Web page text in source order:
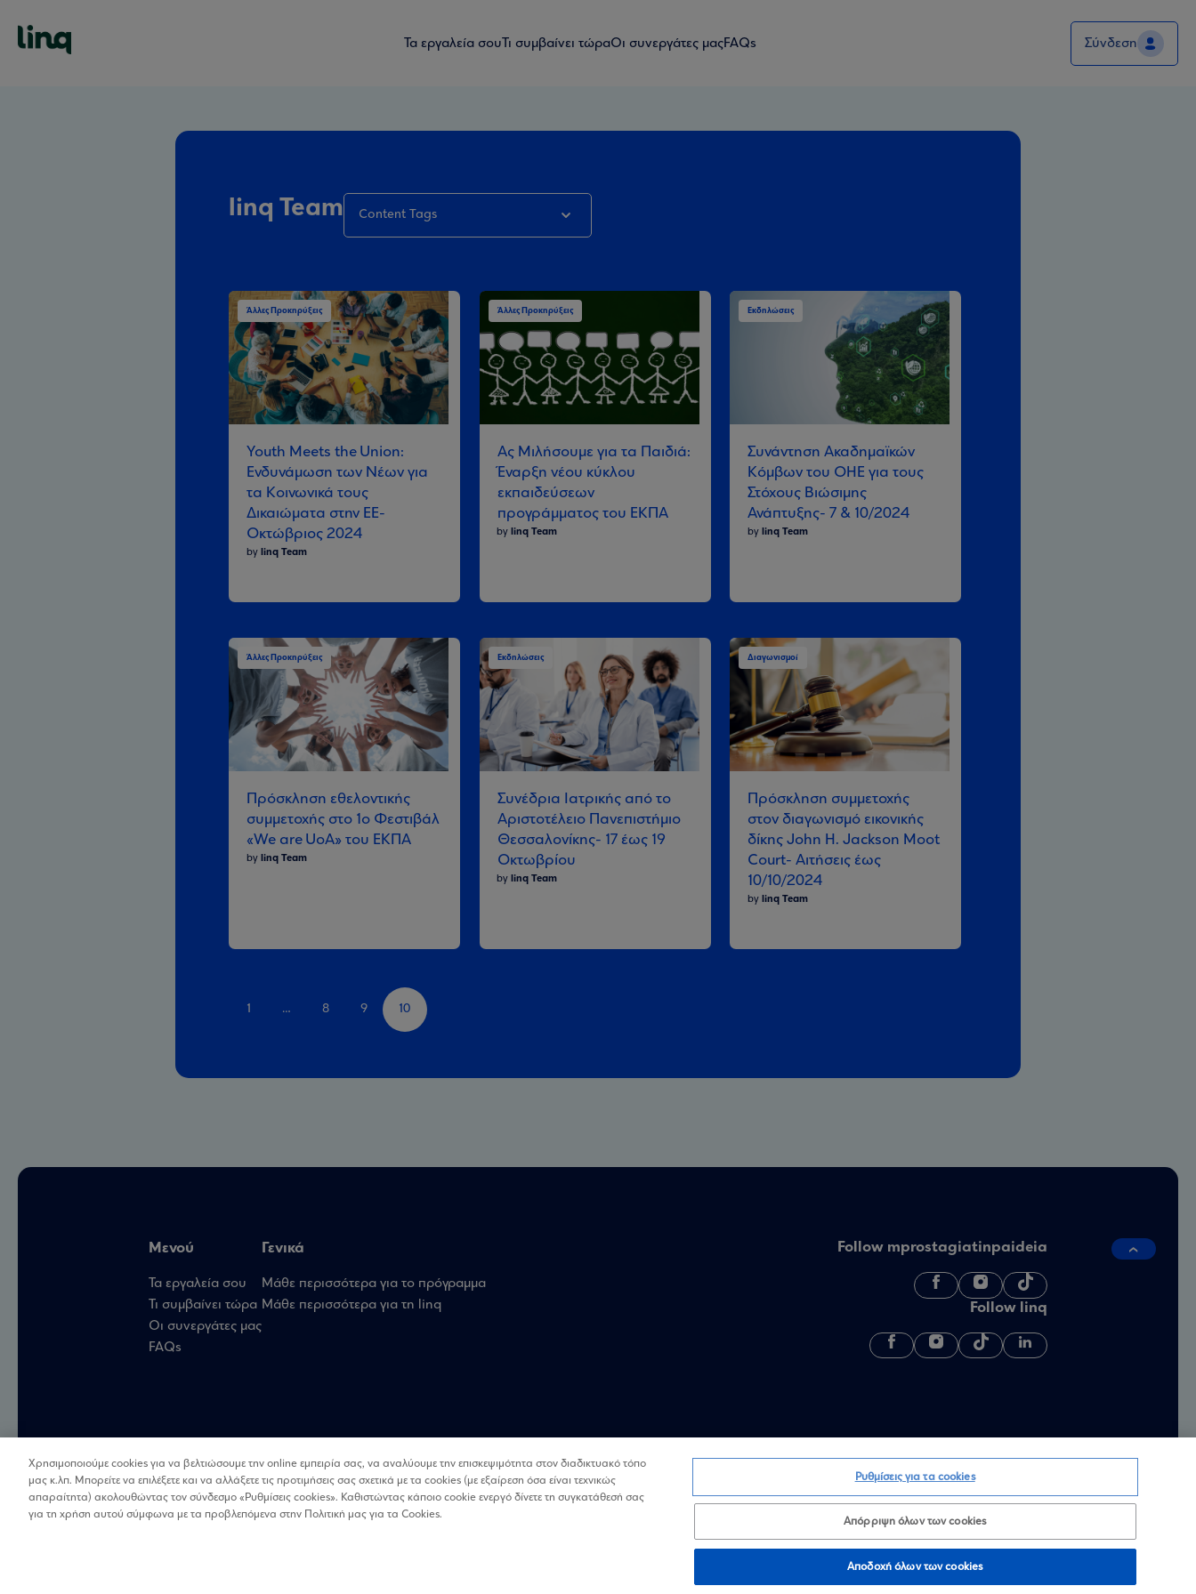
Τα εργαλεία σουΤι συμβαίνει τώραΟι συνεργάτες μαςFAQs Σύνδεση
linq Team Content Tags
Άλλες Προκηρύξεις
Youth Meets the Union:
Ενδυνάμωση των Νέων για
τα Κοινωνικά τους
Δικαιώματα στην ΕΕ-
Οκτώβριος 2024
by linq Team
Άλλες Προκηρύξεις
Ας Μιλήσουμε για τα Παιδιά:
Έναρξη νέου κύκλου
εκπαιδεύσεων
προγράμματος του ΕΚΠΑ
by linq Team
Εκδηλώσεις
Συνάντηση Ακαδημαϊκών
Κόμβων του ΟΗΕ για τους
Στόχους Βιώσιμης
Ανάπτυξης- 7 & 10/2024
by linq Team
Άλλες Προκηρύξεις
Πρόσκληση εθελοντικής
συμμετοχής στο 1ο Φεστιβάλ
«We are UoA» του ΕΚΠΑ
by linq Team
Εκδηλώσεις
Συνέδρια Ιατρικής από το
Αριστοτέλειο Πανεπιστήμιο
Θεσσαλονίκης- 17 έως 19
Οκτωβρίου
by linq Team
Διαγωνισμοί
Πρόσκληση συμμετοχής
στον διαγωνισμό εικονικής
δίκης John H. Jackson Moot
Court- Αιτήσεις έως
10/10/2024
by linq Team
1 … 8 9 10
Μενού
Τα εργαλεία σου
Τι συμβαίνει τώρα
Οι συνεργάτες μας
FAQs
Γενικά
Μάθε περισσότερα για το πρόγραμμα
Μάθε περισσότερα για τη linq
Follow mprostagiatinpaideia
Follow linq
Χρησιμοποιούμε cookies για να βελτιώσουμε την online εμπειρία σας, να αναλύουμε την επισκεψιμότητα στον διαδικτυακό τόπο
μας κ.λπ. Μπορείτε να επιλέξετε και να αλλάξετε τις προτιμήσεις σας σχετικά με τα cookies (με εξαίρεση όσα είναι τεχνικώς
απαραίτητα) ακολουθώντας τον σύνδεσμο «Ρυθμίσεις cookies». Καθιστώντας κάποιο cookie ενεργό δίνετε τη συγκατάθεσή σας
για τη χρήση αυτού σύμφωνα με τα προβλεπόμενα στην Πολιτική μας για τα Cookies.
Ρυθμίσεις για τα cookies
Απόρριψη όλων των cookies
Αποδοχή όλων των cookies